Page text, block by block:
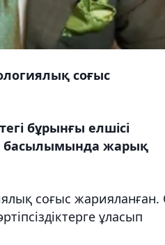
соғыс
бұрынғы елшісі
басылымында жарық
соғыс жарияланған.
ұласып